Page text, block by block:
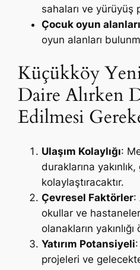
sahaları ve yürüyüş
Çocuk oyun alanları
oyun alanları
Küçükköy
Daire Alırken
Edilmesi
Ulaşım Kolaylığı:
duraklarına yakınlık,
kolaylaştıracaktır.
Çevresel Faktörler:
okullar ve
olanakların
Yatırım Potansiyeli
projeleri ve